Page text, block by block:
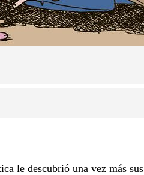
le descubrió una vez más sus